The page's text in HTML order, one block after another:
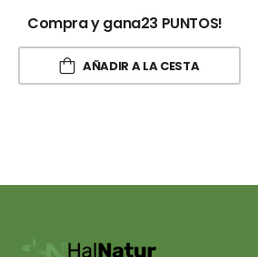
Compra y gana23 PUNTOS!
AÑADIR A LA CESTA